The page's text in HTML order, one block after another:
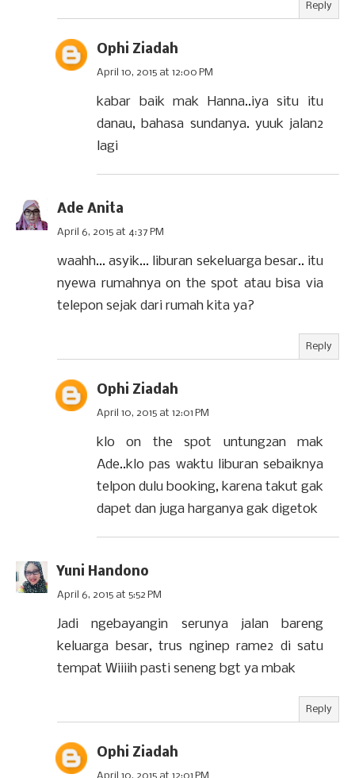
Reply
Ophi Ziadah
April 10, 2015 at 12:00 PM
kabar baik mak Hanna..iya situ itu
danau, bahasa sundanya. yuuk jalan2
lagi
Ade Anita
April 6, 2015 at 4:37 PM
waahh... asyik... liburan sekeluarga besar.. itu
nyewa rumahnya on the spot atau bisa via
telepon sejak dari rumah kita ya?
Reply
Ophi Ziadah
April 10, 2015 at 12:01 PM
klo on the spot untung2an mak
Ade..klo pas waktu liburan sebaiknya
telpon dulu booking, karena takut gak
dapet dan juga harganya gak digetok
Yuni Handono
April 6, 2015 at 5:52 PM
Jadi ngebayangin serunya jalan bareng
keluarga besar, trus nginep rame2 di satu
tempat Wiiiih pasti seneng bgt ya mbak
Reply
Ophi Ziadah